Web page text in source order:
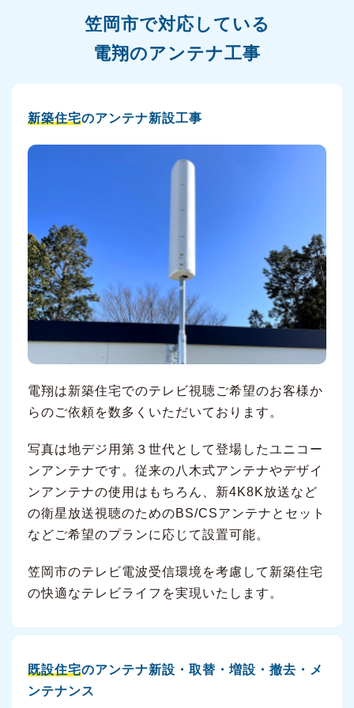
笠岡市で対応している
電翔のアンテナ工事
新築住宅のアンテナ新設工事
電翔は新築住宅でのテレビ視聴ご希望のお客様か
らのご依頼を数多くいただいております。
写真は地デジ用第３世代として登場したユニコー
ンアンテナです。従来の八木式アンテナやデザイ
ンアンテナの使用はもちろん、新4K8K放送など
の衛星放送視聴のためのBS/CSアンテナとセット
などご希望のプランに応じて設置可能。
笠岡市のテレビ電波受信環境を考慮して新築住宅
の快適なテレビライフを実現いたします。
既設住宅のアンテナ新設・取替・増設・撤去・メ
ンテナンス